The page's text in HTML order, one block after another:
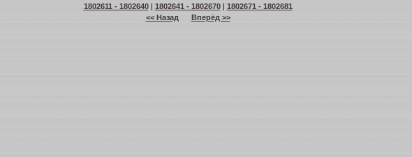
1802611 - 1802640| 1802641 - 1802670| 1802671 - 1802681
<< Назад
Вперёд >>